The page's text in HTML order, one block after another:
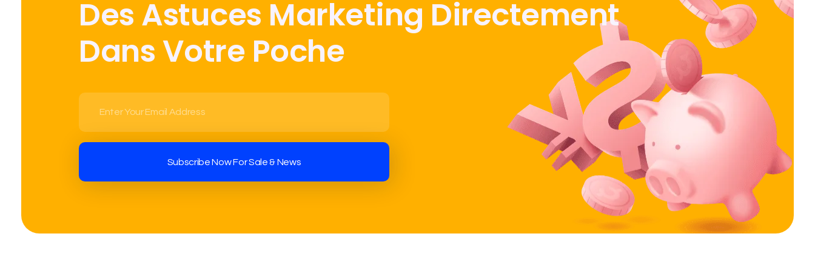
Des Astuces Marketing Directement
Dans Votre Poche